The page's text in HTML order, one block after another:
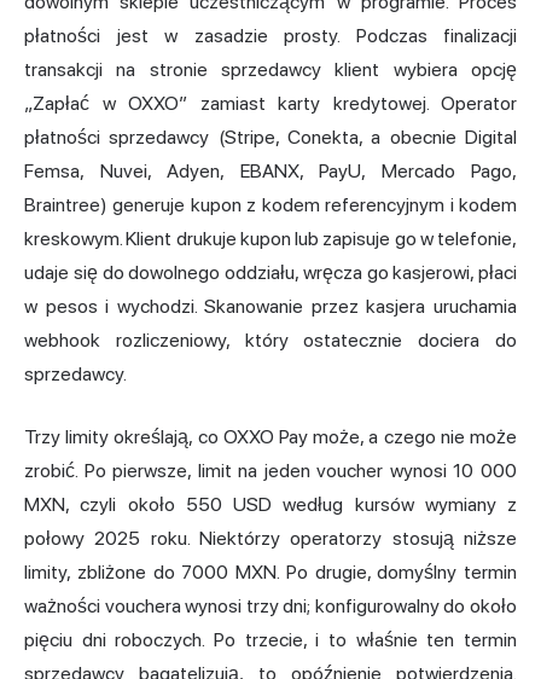
płatności jest w zasadzie prosty. Podczas finalizacji
transakcji na stronie sprzedawcy klient wybiera opcję
„Zapłać w OXXO” zamiast karty kredytowej. Operator
płatności sprzedawcy (Stripe, Conekta, a obecnie Digital
Femsa, Nuvei, Adyen, EBANX, PayU, Mercado Pago,
Braintree) generuje kupon z kodem referencyjnym i kodem
kreskowym. Klient drukuje kupon lub zapisuje go w telefonie,
udaje się do dowolnego oddziału, wręcza go kasjerowi, płaci
w pesos i wychodzi. Skanowanie przez kasjera uruchamia
webhook rozliczeniowy, który ostatecznie dociera do
sprzedawcy.
Trzy limity określają, co OXXO Pay może, a czego nie może
zrobić. Po pierwsze, limit na jeden voucher wynosi 10 000
MXN, czyli około 550 USD według kursów wymiany z
połowy 2025 roku. Niektórzy operatorzy stosują niższe
limity, zbliżone do 7000 MXN. Po drugie, domyślny termin
ważności vouchera wynosi trzy dni; konfigurowalny do około
pięciu dni roboczych. Po trzecie, i to właśnie ten termin
sprzedawcy bagatelizują, to opóźnienie potwierdzenia.